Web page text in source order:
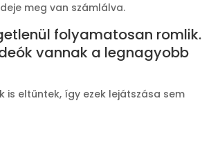
meg van számlálva.
folyamatosan romlik.
vannak a legnagyobb
eltűntek, így ezek lejátszása sem